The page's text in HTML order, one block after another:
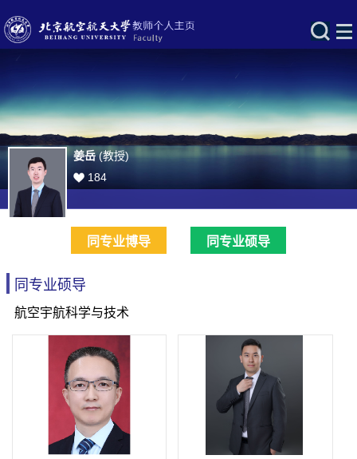
姜岳(教授)
184
同专业博导 同专业硕导
同专业硕导
航空宇航科学与技术